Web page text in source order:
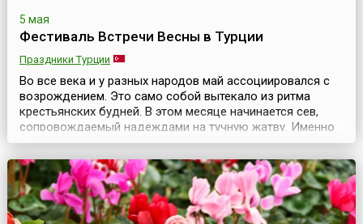
5 мая
Фестиваль Встречи Весны в Турции
Праздники Турции
Во все века и у разных народов май ассоциировался с
возрождением. Это само собой вытекало из ритма
крестьянских будней. В этом месяце начинается сев,
сопровождаемый надеждами на тучную жатву. Именно
тогда закладываются семена будущего урожая, а
значит и имущественного достатка семьи. Наконец, в
последний месяц весны все вокруг поражает глаз
буйством красок, некогда вызывавшим столько
сказаний об е...